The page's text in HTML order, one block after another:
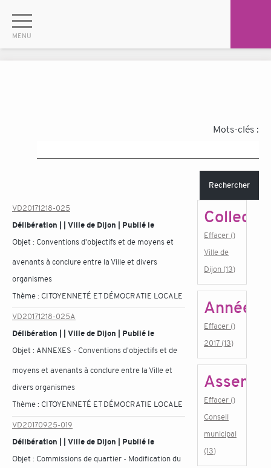
Mots-clés :
Rechercher
VD20171218-025
Délibération | | Ville de Dijon | Publié le
Objet : Conventions d'objectifs et de moyens et
avenants à conclure entre la Ville et divers
organismes
Thème : CITOYENNETÉ ET DÉMOCRATIE LOCALE
VD20171218-025A
Délibération | | Ville de Dijon | Publié le
Objet : ANNEXES - Conventions d'objectifs et de
moyens et avenants à conclure entre la Ville et
divers organismes
Thème : CITOYENNETÉ ET DÉMOCRATIE LOCALE
VD20170925-019
Délibération | | Ville de Dijon | Publié le
Objet : Commissions de quartier - Modification du
Effacer ()
Ville de
Dijon (13)
Année
Effacer ()
2017 (13)
Effacer ()
Conseil
municipal
(13)